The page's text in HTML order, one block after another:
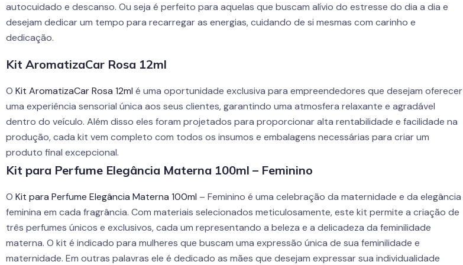
autocuidado e descanso. Ou seja é perfeito para aquelas que buscam alívio do estresse do dia a dia e
desejam dedicar um tempo para recarregar as energias, cuidando de si mesmas com carinho e
dedicação.
Kit AromatizaCar Rosa 12ml
O Kit AromatizaCar Rosa 12ml é uma oportunidade exclusiva para empreendedores que desejam oferecer
uma experiência sensorial única aos seus clientes, garantindo uma atmosfera relaxante e agradável
dentro do veículo. Além disso eles foram projetados para proporcionar alta rentabilidade e facilidade na
produção, cada kit vem completo com todos os insumos e embalagens necessárias para criar um
produto final excepcional.
Kit para Perfume Elegância Materna 100ml – Feminino
O Kit para Perfume Elegância Materna 100ml – Feminino é uma celebração da maternidade e da elegância
feminina em cada fragrância. Com materiais selecionados meticulosamente, este kit permite a criação de
três perfumes únicos e exclusivos, cada um representando a beleza e a delicadeza da feminilidade
materna. O kit é indicado para mulheres que buscam uma expressão única de sua feminilidade e
maternidade. Em outras palavras ele é dedicado as mães que desejam expressar sua individualidade